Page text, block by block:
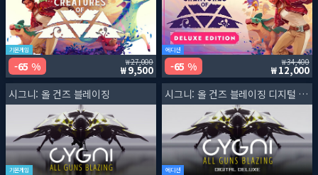
기본게임
65 % 27,000
9,500
에디션
65 % 34,400
12,000
시그니: 올 건즈 블레이징
기본게임
시그니: 올 건즈 블레이징 디지털 디럭스 에디션
에디션